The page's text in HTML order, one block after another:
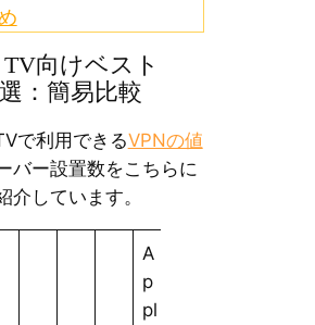
向けベスト
：簡易比較
で利用できるVPNの値
バー設置数をこちらに
介しています。
A
p
pl